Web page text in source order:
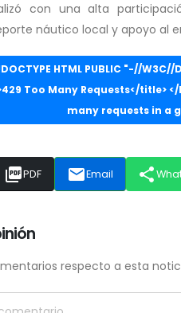
con una alta
náutico local y apoyo al
HTML PUBLIC "-//
Too Many Requests</title>
many requests in a
picture_as_pdfPDF emailEmail share
respecto a esta